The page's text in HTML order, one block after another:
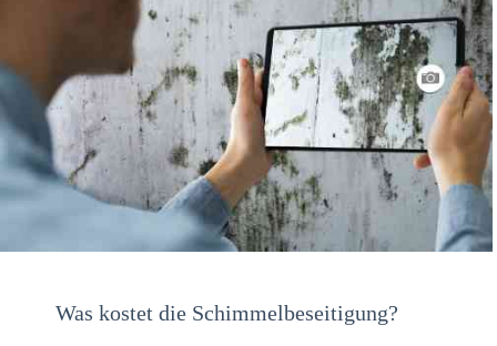
Was kostet die Schimmelbeseitigung?